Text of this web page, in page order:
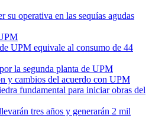
su operativa en las sequías agudas
UPM equivale al consumo de 44
la segunda planta de UPM
y cambios del acuerdo con UPM
fundamental para iniciar obras del
tres años y generarán 2 mil